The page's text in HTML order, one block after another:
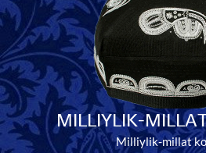
MILLIYLIK-
Milliylik-millat